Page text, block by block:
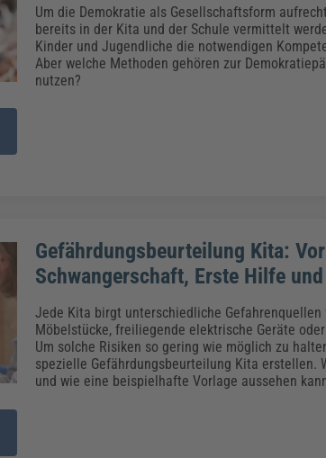
Um die Demokratie als Gesellschaftsform
bereits in der Kita und der Schule vermittelt
Kinder und Jugendliche die notwendigen
Aber welche Methoden gehören zur
nutzen?
Gefährdungsbeurteilung Kita:
Schwangerschaft, Erste Hilfe
Jede Kita birgt unterschiedliche
Möbelstücke, freiliegende elektrische Geräte
Um solche Risiken so gering wie möglich zu
spezielle Gefährdungsbeurteilung Kita erstellen.
und wie eine beispielhafte Vorlage aussehen